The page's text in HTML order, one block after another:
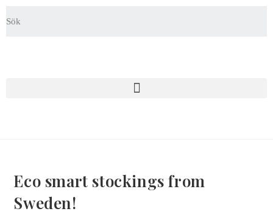
Eco smart stockings from
Sweden!